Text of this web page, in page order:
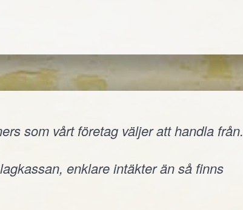
som vårt företag väljer att handla från.
enklare intäkter än så finns